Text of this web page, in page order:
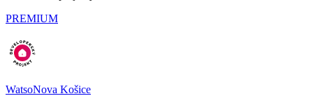
PREMIUM
WatsoNova Košice